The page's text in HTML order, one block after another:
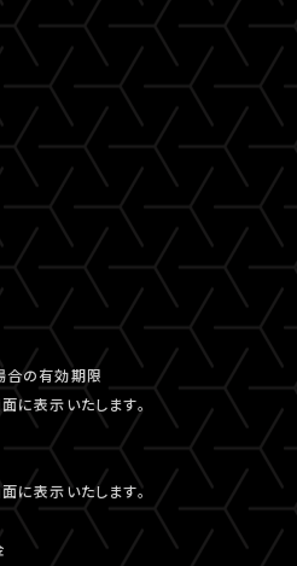
の有効期限
に表示いたします。
に表示いたします。